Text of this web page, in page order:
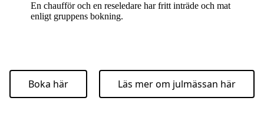
En chaufför och en reseledare har fritt inträde och mat
enligt gruppens bokning.
Boka här Läs mer om julmässan här